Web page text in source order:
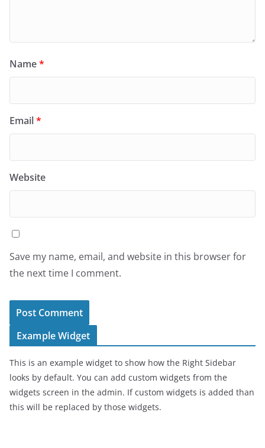
Name*
Email*
Website
Save my name, email, and website in this browser for
the next time I comment.
Example Widget
This is an example widget to show how the Right Sidebar
looks by default. You can add custom widgets from the
widgets screen in the admin. If custom widgets is added than
this will be replaced by those widgets.